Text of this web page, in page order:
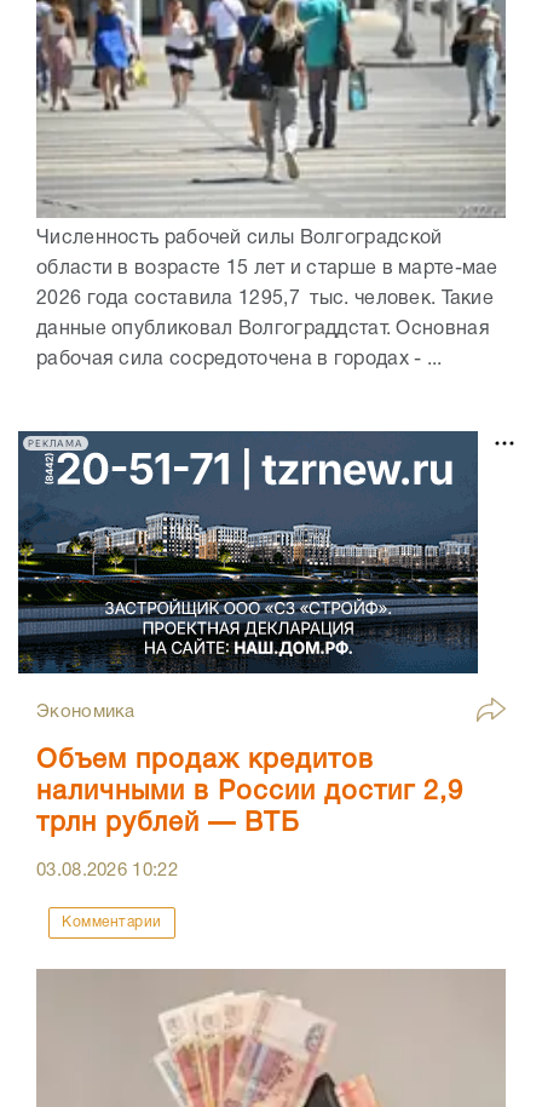
Численность рабочей силы Волгоградской
области в возрасте 15 лет и старше в марте-мае
2026 года составила 1295,7 тыс. человек. Такие
данные опубликовал Волгограддстат. Основная
рабочая сила сосредоточена в городах - ...
РЕКЛАМА
Экономика
Объем продаж кредитов
наличными в России достиг 2,9
трлн рублей — ВТБ
03.08.2026 10:22
Комментарии